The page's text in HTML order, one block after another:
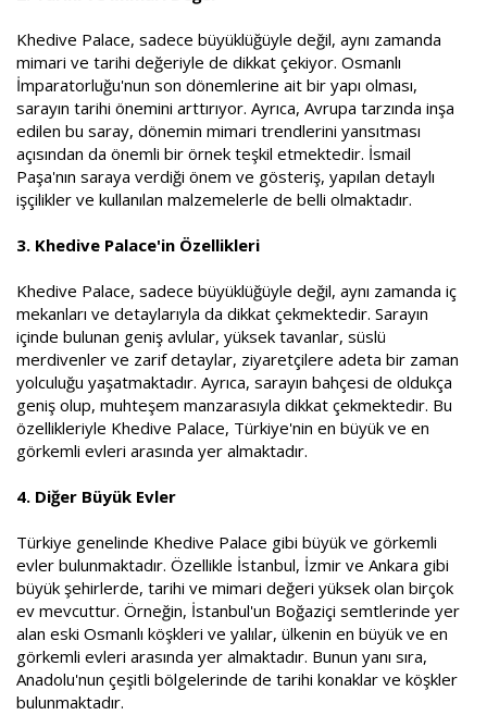
Khedive Palace, sadece büyüklüğüyle değil, aynı zamanda
mimari ve tarihi değeriyle de dikkat çekiyor. Osmanlı
İmparatorluğu'nun son dönemlerine ait bir yapı olması,
sarayın tarihi önemini arttırıyor. Ayrıca, Avrupa tarzında inşa
edilen bu saray, dönemin mimari trendlerini yansıtması
açısından da önemli bir örnek teşkil etmektedir. İsmail
Paşa'nın saraya verdiği önem ve gösteriş, yapılan detaylı
işçilikler ve kullanılan malzemelerle de belli olmaktadır.
3. Khedive Palace'in Özellikleri
Khedive Palace, sadece büyüklüğüyle değil, aynı zamanda iç
mekanları ve detaylarıyla da dikkat çekmektedir. Sarayın
içinde bulunan geniş avlular, yüksek tavanlar, süslü
merdivenler ve zarif detaylar, ziyaretçilere adeta bir zaman
yolculuğu yaşatmaktadır. Ayrıca, sarayın bahçesi de oldukça
geniş olup, muhteşem manzarasıyla dikkat çekmektedir. Bu
özellikleriyle Khedive Palace, Türkiye'nin en büyük ve en
görkemli evleri arasında yer almaktadır.
4. Diğer Büyük Evler
Türkiye genelinde Khedive Palace gibi büyük ve görkemli
evler bulunmaktadır. Özellikle İstanbul, İzmir ve Ankara gibi
büyük şehirlerde, tarihi ve mimari değeri yüksek olan birçok
ev mevcuttur. Örneğin, İstanbul'un Boğaziçi semtlerinde yer
alan eski Osmanlı köşkleri ve yalılar, ülkenin en büyük ve en
görkemli evleri arasında yer almaktadır. Bunun yanı sıra,
Anadolu'nun çeşitli bölgelerinde de tarihi konaklar ve köşkler
bulunmaktadır.